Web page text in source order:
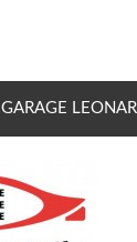
GARAGE